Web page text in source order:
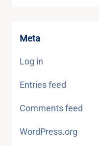
Meta
Log in
Entries feed
Comments feed
WordPress.org